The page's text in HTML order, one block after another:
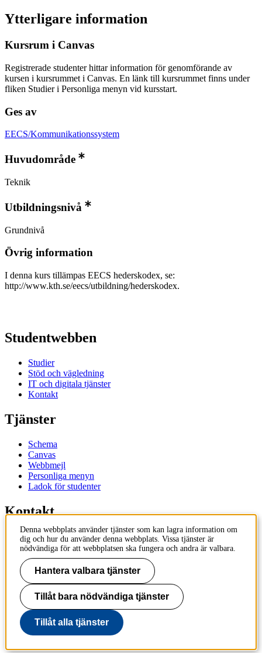
Ytterligare information
Kursrum i Canvas
Registrerade studenter hittar information för genomförande av
kursen i kursrummet i Canvas. En länk till kursrummet finns under
fliken Studier i Personliga menyn vid kursstart.
Ges av
EECS/Kommunikationssystem
Huvudområde
Teknik
Utbildningsnivå
Grundnivå
Övrig information
I denna kurs tillämpas EECS hederskodex, se:
http://www.kth.se/eecs/utbildning/hederskodex.
Studentwebben
Studier
Stöd och vägledning
IT och digitala tjänster
Kontakt
Tjänster
Schema
Canvas
Webbmejl
Personliga menyn
Ladok för studenter
Kontakt
Kontakta utbildningsprogram
Kontakta kurs
IT-support
KTH Entré
KTH
100 44 Stockholm
+46 8 790 60 00
info@kth.se
Denna webbplats använder tjänster som kan lagra information om
dig och hur du använder denna webbplats. Vissa tjänster är
nödvändiga för att webbplatsen ska fungera och andra är valbara.
Hantera valbara tjänster
Tillåt bara nödvändiga tjänster
Tillåt alla tjänster